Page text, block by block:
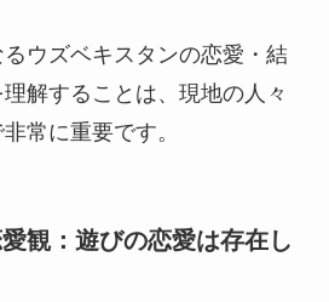
ウズベキスタンの恋愛・結
解することは、現地の人々
常に重要です。
観：遊びの恋愛は存在し